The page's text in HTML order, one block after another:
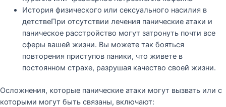
История физического или сексуального насилия в
детствеПри отсутствии лечения панические атаки и
паническое расстройство могут затронуть почти все
сферы вашей жизни. Вы можете так бояться
повторения приступов паники, что живете в
постоянном страхе, разрушая качество своей жизни.
Осложнения, которые панические атаки могут вызвать или с
которыми могут быть связаны, включают: